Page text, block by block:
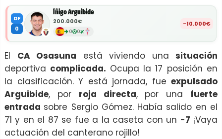
DF
0
Íñigo Arguibide
200.000€
0 0
-10.000€
El CA Osasuna está viviendo una situación
deportiva complicada. Ocupa la 17 posición en
la clasificación. Y está jornada, fue expulsado
Arguibide, por roja directa, por una fuerte
entrada sobre Sergio Gómez. Había salido en el
71 y en el 87 se fue a la caseta con un -7 ¡Vaya
actuación del canterano rojillo!